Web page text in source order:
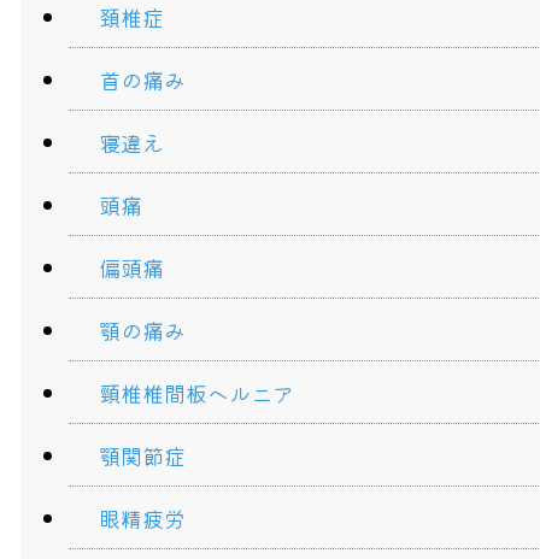
頚椎症
首の痛み
寝違え
頭痛
偏頭痛
顎の痛み
頸椎椎間板ヘルニア
顎関節症
眼精疲労